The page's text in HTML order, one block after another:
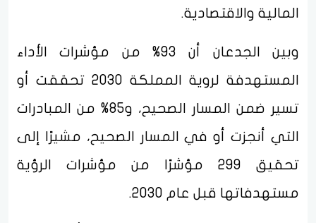
المالية والاقتصادية.
وبين الجدعان أن 93% من مؤشرات الأداء
المستهدفة لروية المملكة 2030 تحققت أو
تسير ضمن المسار الصحيح، و85% من المبادرات
التي أنجزت أو في المسار الصحيح، مشيرًا إلى
تحقيق 299 مؤشرًا من مؤشرات الرؤية
مستهدفاتها قبل عام 2030.